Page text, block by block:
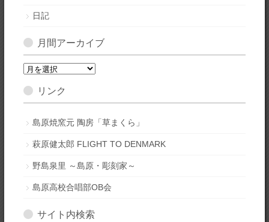
日記
月間アーカイブ
月
ア
カ
ブ
リンク
島原焼窯元 陶房「草まくら」
萩原健太郎 FLIGHT TO DENMARK
野島泉里 ～島原・彫刻家～
島原高校合唱部OB会
サイト内検索